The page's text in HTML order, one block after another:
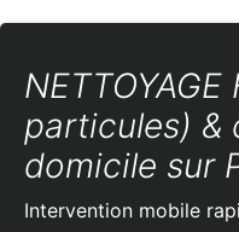
NETTOYAGE
particules) &
domicile sur
Intervention mobile